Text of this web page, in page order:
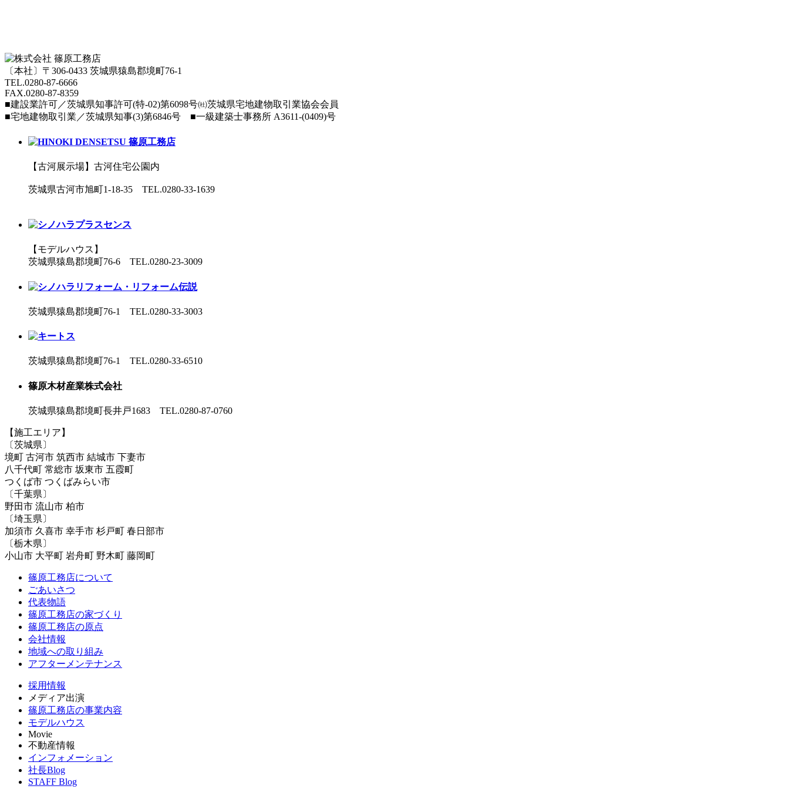
〔本社〕〒306-0433 茨城県猿島郡境町76-1
TEL.0280-87-6666
FAX.0280-87-8359
■建設業許可／茨城県知事許可(特-02)第6098号㈳茨城県宅地建物取引業協会会員
■宅地建物取引業／茨城県知事(3)第6846号 ■一級建築士事務所 A3611-(0409)号
【古河展示場】古河住宅公園内
茨城県古河市旭町1-18-35 TEL.0280-33-1639
【モデルハウス】
茨城県猿島郡境町76-6 TEL.0280-23-3009
茨城県猿島郡境町76-1 TEL.0280-33-3003
茨城県猿島郡境町76-1 TEL.0280-33-6510
篠原木材産業株式会社
茨城県猿島郡境町長井戸1683 TEL.0280-87-0760
【施工エリア】
〔茨城県〕
境町 古河市 筑西市 結城市 下妻市
八千代町 常総市 坂東市 五霞町
つくば市 つくばみらい市
〔千葉県〕
野田市 流山市 柏市
〔埼玉県〕
加須市 久喜市 幸手市 杉戸町 春日部市
〔栃木県〕
小山市 大平町 岩舟町 野木町 藤岡町
篠原工務店について
ごあいさつ
代表物語
篠原工務店の家づくり
篠原工務店の原点
会社情報
地域への取り組み
アフターメンテナンス
採用情報
メディア出演
篠原工務店の事業内容
モデルハウス
Movie
不動産情報
インフォメーション
社長Blog
STAFF Blog